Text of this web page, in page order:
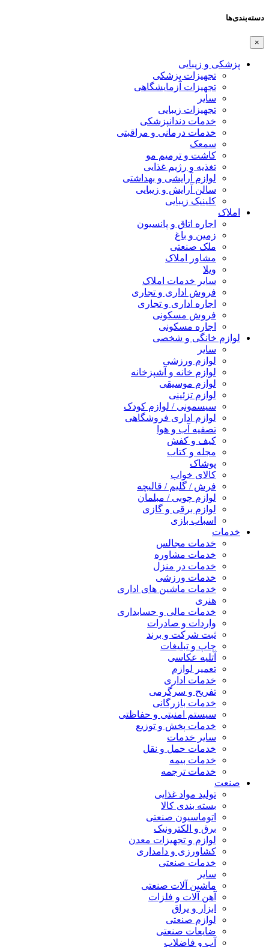
دسته‌بندی‌ها
×
پزشکی و زیبایی
تجهیزات پزشکی
تجهیزات آزمایشگاهی
سایر
تجهیزات زیبایی
خدمات دندانپزشکی
خدمات درمانی و مراقبتی
سمعک
کاشت و ترمیم مو
تغذیه و رژیم غذایی
لوازم آرایشی و بهداشتی
سالن آرایش و زیبایی
کلینیک زیبایی
املاک
اجاره اتاق و پانسیون
زمین و باغ
ملک صنعتی
مشاور املاک
ویلا
سایر خدمات املاک
فروش اداری و تجاری
اجاره اداری و تجاری
فروش مسکونی
اجاره مسکونی
لوازم خانگی و شخصی
سایر
لوازم ورزشی
لوازم خانه و آشپزخانه
لوازم موسیقی
لوازم تزئینی
سیسمونی / لوازم کودک
لوازم اداری فروشگاهی
تصفیه آب و هوا
کیف و کفش
مجله و کتاب
پوشاک
کالای خواب
فرش / گلیم / قالیچه
لوازم چوبی / مبلمان
لوازم برقی و گازی
اسباب بازی
خدمات
خدمات مجالس
خدمات مشاوره
خدمات در منزل
خدمات ورزشی
خدمات ماشین های اداری
هنری
خدمات مالی و حسابداری
واردات و صادرات
ثبت شرکت و برند
چاپ و تبلیغات
آتلیه عکاسی
تعمیر لوازم
خدمات اداری
تفریح و سرگرمی
خدمات بازرگانی
سیستم امنیتی و حفاظتی
خدمات پخش و توزیع
سایر خدمات
خدمات حمل و نقل
خدمات بیمه
خدمات ترجمه
صنعت
تولید مواد غذایی
بسته بندی کالا
اتوماسیون صنعتی
برق و الکترونیک
لوازم و تجهیزات معدن
کشاورزی و دامداری
خدمات صنعتی
سایر
ماشین آلات صنعتی
آهن آلات و فلزات
ابزار و یراق
لوازم صنعتی
ضایعات صنعتی
آب و فاضلاب